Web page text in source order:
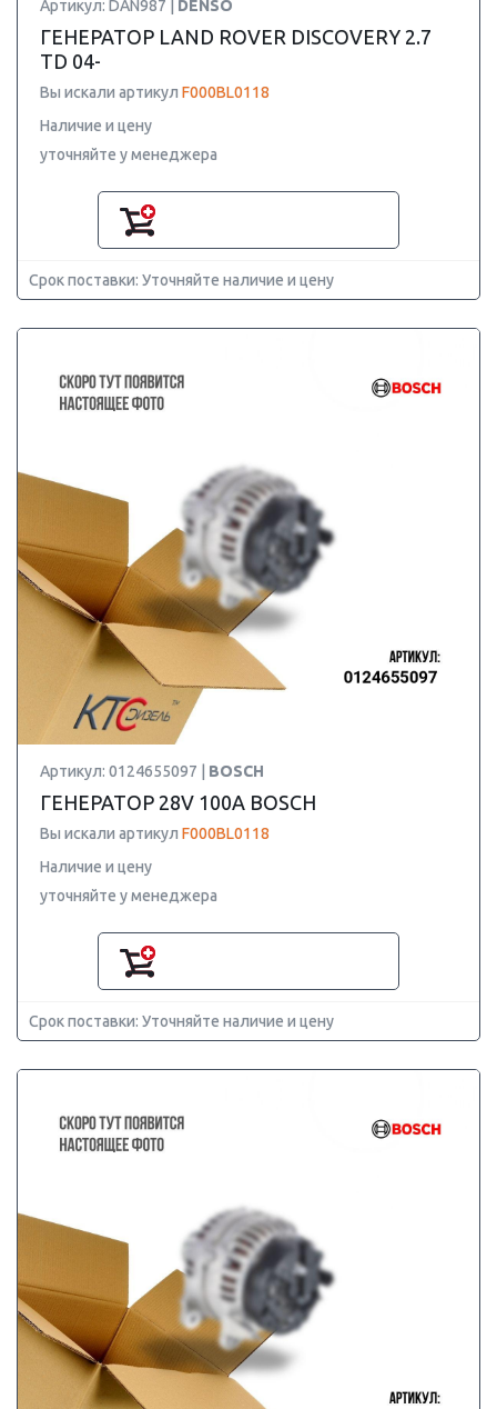
Артикул: DAN987 | DENSO
ГЕНЕРАТОР LAND ROVER DISCOVERY 2.7
TD 04-
Вы искали артикул F000BL0118
Наличие и цену
уточняйте у менеджера
Срок поставки: Уточняйте наличие и цену
Артикул: 0124655097 | BOSCH
ГЕНЕРАТОР 28V 100A BOSCH
Вы искали артикул F000BL0118
Наличие и цену
уточняйте у менеджера
Срок поставки: Уточняйте наличие и цену